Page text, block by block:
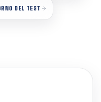
DEL TEST